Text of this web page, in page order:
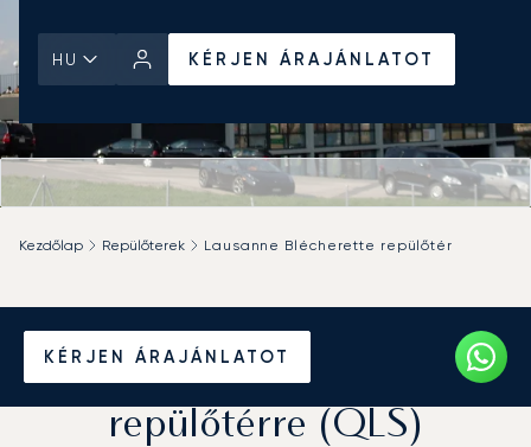
HU KÉRJEN ÁRAJÁNLATOT
KÉRJEN ÁRAJÁNLATOT
Kezdőlap Repülőterek Lausanne Blécherette repülőtér
Magánrepülőgép bérlése a
Lausanne Blécherette
repülőtérre (QLS)